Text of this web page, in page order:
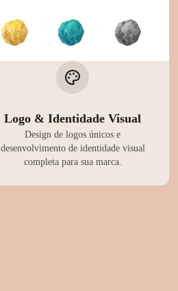
Logo & Identidade Visual
Design de logos únicos e
desenvolvimento de identidade visual
completa para sua marca.